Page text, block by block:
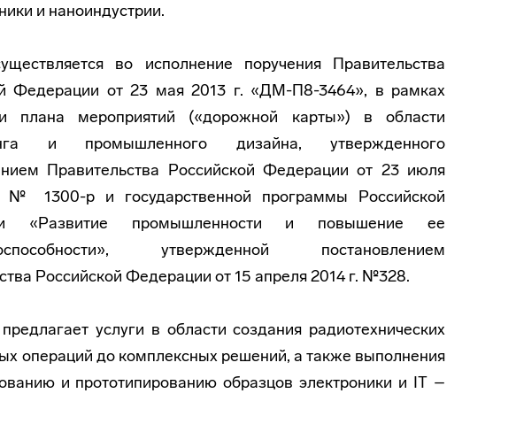
и наноиндустрии.
во исполнение поручения Правительства
Федерации от 23 мая 2013 г. «ДМ-П8-3464», в рамках
плана мероприятий («дорожной карты») в области
и промышленного дизайна, утвержденного
Правительства Российской Федерации от 23 июля
№ 1300-р и государственной программы Российской
«Развитие промышленности и повышение ее
утвержденной постановлением
Российской Федерации от 15 апреля 2014 г. №328.
услуги в области создания радиотехнических
операций до комплексных решений, а также выполнения
и прототипированию образцов электроники и IT –